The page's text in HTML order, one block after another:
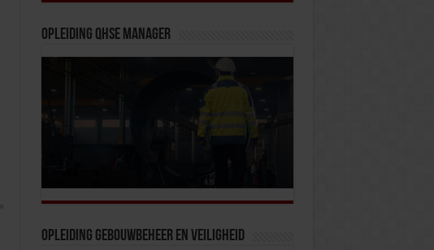
Opleiding QHSE Manager
Opleiding Gebouwbeheer en veiligheid